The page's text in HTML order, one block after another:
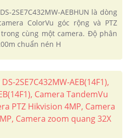
2SE7C432MW-AEBHUN là dòng
ColorVu góc rộng và PTZ
cùng một camera. Độ phân
chuẩn nén H